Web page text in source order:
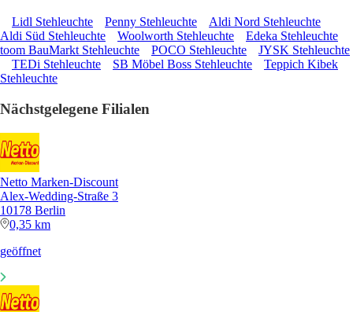
Lidl Stehleuchte Penny Stehleuchte
Aldi Nord Stehleuchte
Aldi Süd Stehleuchte
Woolworth Stehleuchte
Edeka Stehleuchte
toom BauMarkt Stehleuchte
POCO Stehleuchte
JYSK Stehleuchte
TEDi Stehleuchte
SB Möbel Boss Stehleuchte
Teppich Kibek
Stehleuchte
Nächstgelegene Filialen
Netto Marken-Discount
Alex-Wedding-Straße 3
10178 Berlin
0,35 km
geöffnet